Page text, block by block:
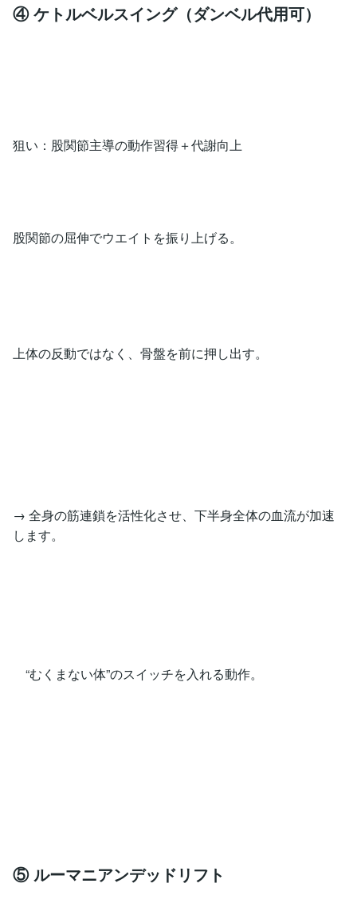
④ ケトルベルスイング（ダンベル代用可）
狙い：股関節主導の動作習得＋代謝向上
股関節の屈伸でウエイトを振り上げる。
上体の反動ではなく、骨盤を前に押し出す。
→ 全身の筋連鎖を活性化させ、下半身全体の血流が加速
します。
“むくまない体”のスイッチを入れる動作。
⑤ ルーマニアンデッドリフト